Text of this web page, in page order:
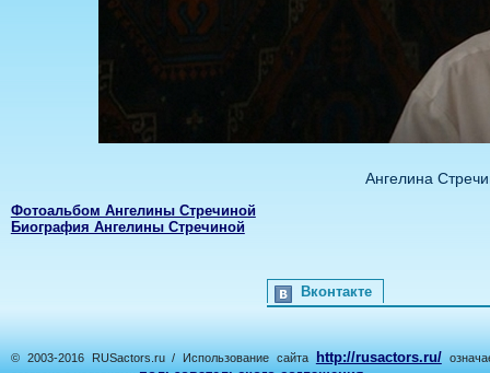
Ангелина
Фотоальбом Ангелины Стречиной
Биография Ангелины Стречиной
Вконтакте
© 2003-2016 RUSactors.ru / Использование сайта http://rusactors.ru/